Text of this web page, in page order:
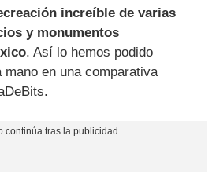
increíble de varias
y monumentos
. Así lo hemos podido
en una comparativa